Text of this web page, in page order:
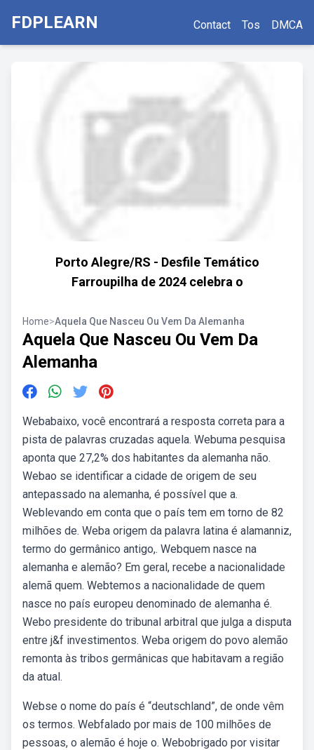
FDPLEARN Contact Tos DMCA
Porto Alegre/RS - Desfile Temático
Farroupilha de 2024 celebra o
Home>Aquela Que Nasceu Ou Vem Da Alemanha
Aquela Que Nasceu Ou Vem Da
Alemanha
Webabaixo, você encontrará a resposta correta para a
pista de palavras cruzadas aquela. Webuma pesquisa
aponta que 27,2% dos habitantes da alemanha não.
Webao se identificar a cidade de origem de seu
antepassado na alemanha, é possível que a.
Weblevando em conta que o país tem em torno de 82
milhões de. Weba origem da palavra latina é alamanniz,
termo do germânico antigo,. Webquem nasce na
alemanha e alemão? Em geral, recebe a nacionalidade
alemã quem. Webtemos a nacionalidade de quem
nasce no país europeu denominado de alemanha é.
Webo presidente do tribunal arbitral que julga a disputa
entre j&f investimentos. Weba origem do povo alemão
remonta às tribos germânicas que habitavam a região
da atual.
Webse o nome do país é “deutschland”, de onde vêm
os termos. Webfalado por mais de 100 milhões de
pessoas, o alemão é hoje o. Webobrigado por visitar